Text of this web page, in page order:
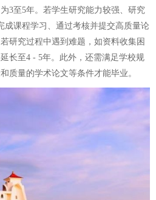
3至5年。若学生研究能力较强、研究
成课程学习、通过考核并提交高质量论
研究过程中遇到难题，如资料收集困
长至4 - 5年。此外，还需满足学校规
质量的学术论文等条件才能毕业。